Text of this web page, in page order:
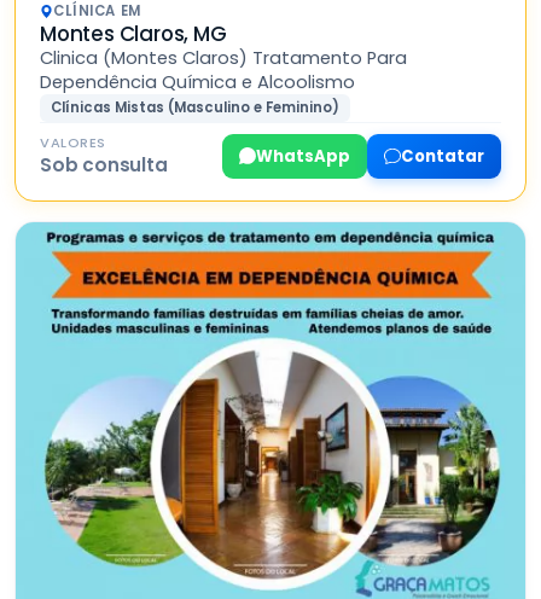
CLÍNICA EM
Montes Claros, MG
Clinica (Montes Claros) Tratamento Para
Dependência Química e Alcoolismo
Clínicas Mistas (Masculino e Feminino)
VALORES
Sob consulta WhatsApp Contatar